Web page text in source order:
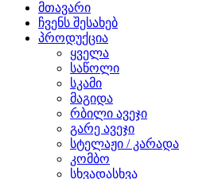
მთავარი
ჩვენს შესახებ
პროდუქცია
ყველა
საწოლი
სკამი
მაგიდა
რბილი ავეჯი
გარე ავეჯი
სტელაჟი / კარადა
კომბო
სხვადასხვა